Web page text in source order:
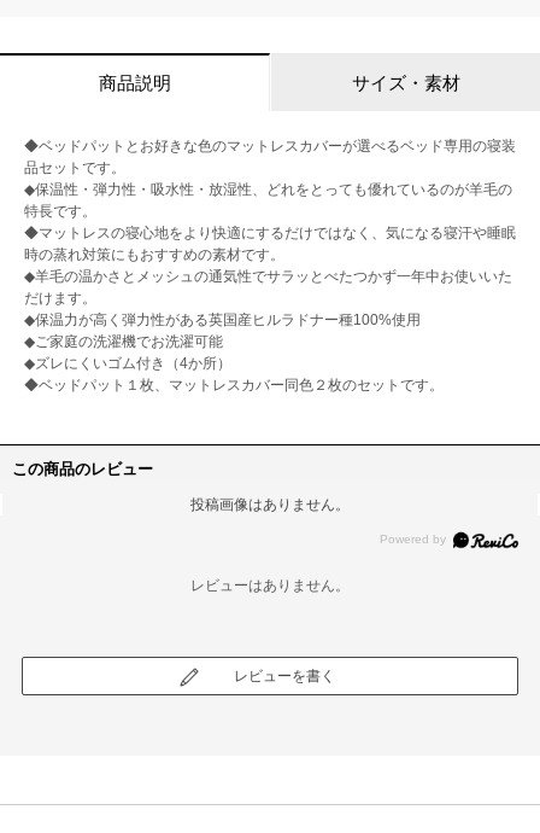
商品説明 サイズ・素材
◆ベッドパットとお好きな色のマットレスカバーが選べるベッド専用の寝装
品セットです。
◆保温性・弾力性・吸水性・放湿性、どれをとっても優れているのが羊毛の
特長です。
◆マットレスの寝心地をより快適にするだけではなく、気になる寝汗や睡眠
時の蒸れ対策にもおすすめの素材です。
◆羊毛の温かさとメッシュの通気性でサラッとべたつかず一年中お使いいた
だけます。
◆保温力が高く弾力性がある英国産ヒルラドナー種100%使用
◆ご家庭の洗濯機でお洗濯可能
◆ズレにくいゴム付き（4か所）
◆ベッドパット１枚、マットレスカバー同色２枚のセットです。
この商品のレビュー
投稿画像はありません。
レビューはありません。
レビューを書く